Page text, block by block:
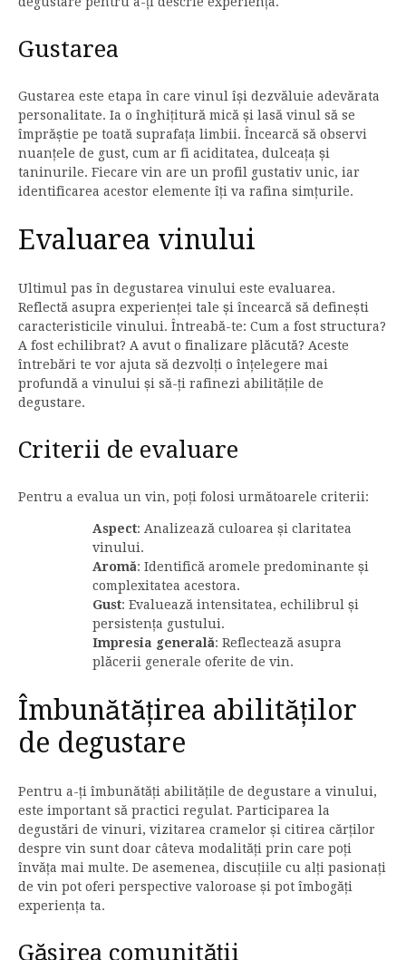
Gustarea
Gustarea este etapa în care vinul își dezvăluie adevărata
personalitate. Ia o înghițitură mică și lasă vinul să se
împrăștie pe toată suprafața limbii. Încearcă să observi
nuanțele de gust, cum ar fi aciditatea, dulceața și
taninurile. Fiecare vin are un profil gustativ unic, iar
identificarea acestor elemente îți va rafina simțurile.
Evaluarea vinului
Ultimul pas în degustarea vinului este evaluarea.
Reflectă asupra experienței tale și încearcă să definești
caracteristicile vinului. Întreabă-te: Cum a fost structura?
A fost echilibrat? A avut o finalizare plăcută? Aceste
întrebări te vor ajuta să dezvolți o înțelegere mai
profundă a vinului și să-ți rafinezi abilitățile de
degustare.
Criterii de evaluare
Pentru a evalua un vin, poți folosi următoarele criterii:
Aspect: Analizează culoarea și claritatea
vinului.
Aromă: Identifică aromele predominante și
complexitatea acestora.
Gust: Evaluează intensitatea, echilibrul și
persistența gustului.
Impresia generală: Reflectează asupra
plăcerii generale oferite de vin.
Îmbunătățirea abilităților
de degustare
Pentru a-ți îmbunătăți abilitățile de degustare a vinului,
este important să practici regulat. Participarea la
degustări de vinuri, vizitarea cramelor și citirea cărților
despre vin sunt doar câteva modalități prin care poți
învăța mai multe. De asemenea, discuțiile cu alți pasionați
de vin pot oferi perspective valoroase și pot îmbogăți
experiența ta.
Găsirea comunității